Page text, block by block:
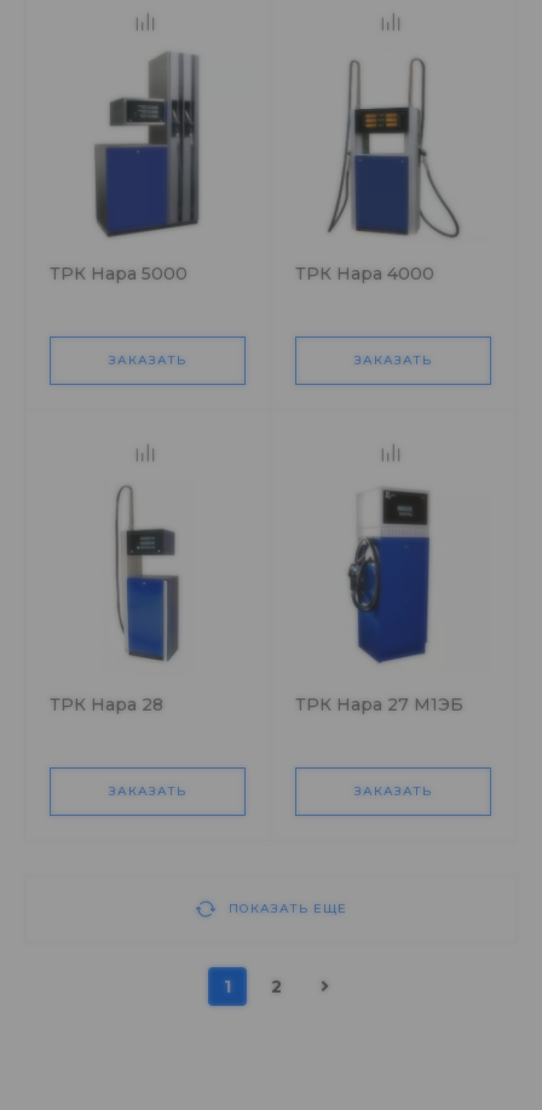
ТРК Нара 5000
ЗАКАЗАТЬ
ТРК Нара 4000
ЗАКАЗАТЬ
ТРК Нара 28
ЗАКАЗАТЬ
ТРК Нара 27 М1ЭБ
ЗАКАЗАТЬ
ПОКАЗАТЬ ЕЩЕ
1 2